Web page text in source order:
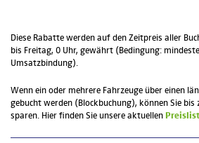
Diese Rabatte werden auf den Zeitpreis aller
bis Freitag, 0 Uhr, gewährt (Bedingung:
Umsatzbindung).
Wenn ein oder mehrere Fahrzeuge über einen
gebucht werden (Blockbuchung), können Sie bis
sparen. Hier finden Sie unsere aktuellen